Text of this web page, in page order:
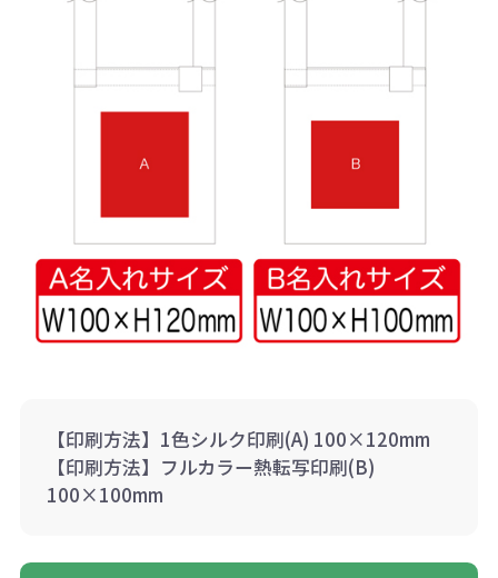
【印刷方法】1色シルク印刷(A) 100×120mm
【印刷方法】フルカラー熱転写印刷(B)
100×100mm